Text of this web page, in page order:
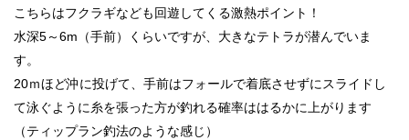
こちらはフクラギなども回遊してくる激熱ポイント！
水深5～6m（手前）くらいですが、大きなテトラが潜んでいま
す。
20ｍほど沖に投げて、手前はフォールで着底させずにスライドし
て泳ぐように糸を張った方が釣れる確率ははるかに上がります
（ティップラン釣法のような感じ）